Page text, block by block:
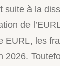
suite à la
de
EURL, les
2026.